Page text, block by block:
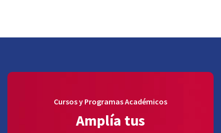
Cursos y Programas Académicos
Amplía tus